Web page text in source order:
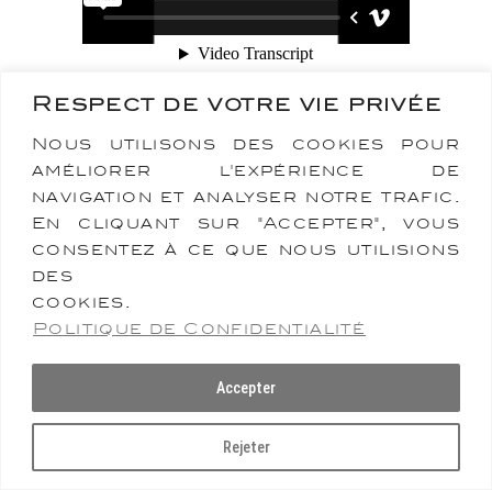
Respect de votre vie privée
Nous utilisons des cookies pour
améliorer l'expérience de
navigation et analyser notre trafic.
En cliquant sur "Accepter", vous
consentez à ce que nous utilisions
des
cookies.
Politique de Confidentialité
Rejeter
Accepter
Martinelli-Contact-Mentions légales